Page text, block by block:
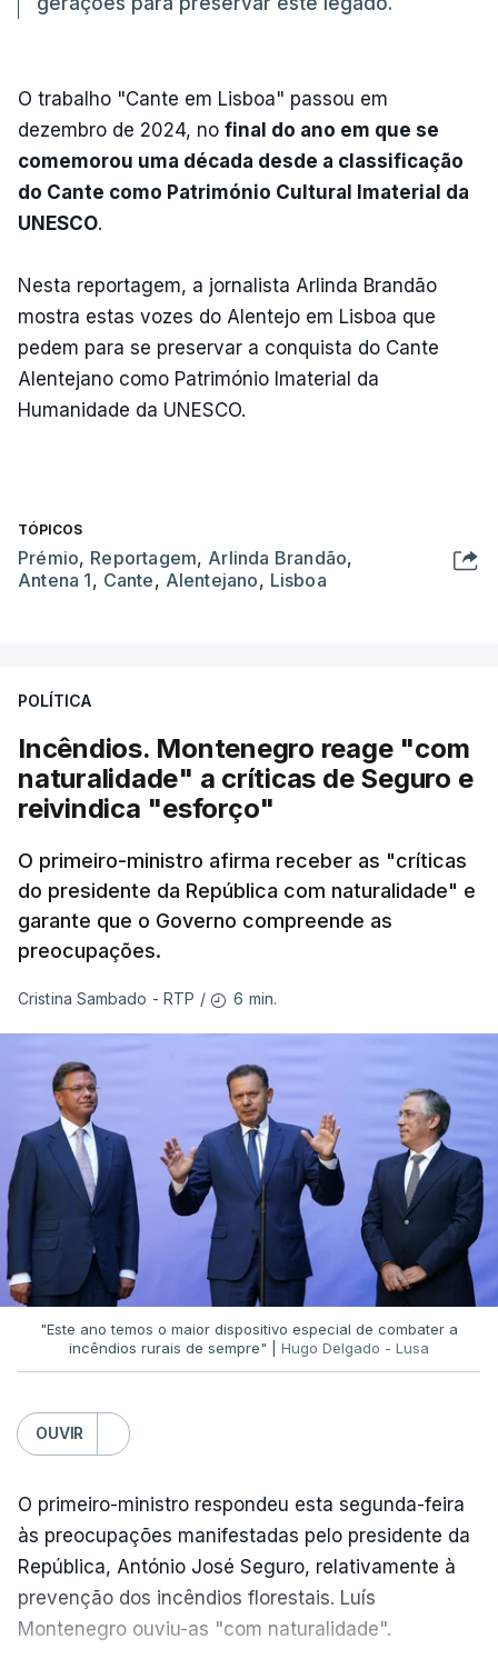
O trabalho "Cante em Lisboa" passou em
dezembro de 2024, no final do ano em que se
comemorou uma década desde a classificação
do Cante como Património Cultural Imaterial da
UNESCO.
Nesta reportagem, a jornalista Arlinda Brandão
mostra estas vozes do Alentejo em Lisboa que
pedem para se preservar a conquista do Cante
Alentejano como Património Imaterial da
Humanidade da UNESCO.
TÓPICOS
Prémio, Reportagem, Arlinda Brandão,
Antena 1, Cante, Alentejano, Lisboa
POLÍTICA
Incêndios. Montenegro reage "com
naturalidade" a críticas de Seguro e
reivindica "esforço"
O primeiro-ministro afirma receber as "críticas
do presidente da República com naturalidade" e
garante que o Governo compreende as
preocupações.
Cristina Sambado - RTP / 6 min.
"Este ano temos o maior dispositivo especial de combater a
incêndios rurais de sempre" | Hugo Delgado - Lusa
OUVIR
O primeiro-ministro respondeu esta segunda-feira
às preocupações manifestadas pelo presidente da
República, António José Seguro, relativamente à
prevenção dos incêndios florestais. Luís
Montenegro ouviu-as "com naturalidade".